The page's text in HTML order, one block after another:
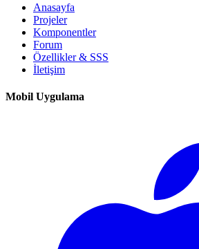
Anasayfa
Projeler
Komponentler
Forum
Özellikler & SSS
İletişim
Mobil Uygulama